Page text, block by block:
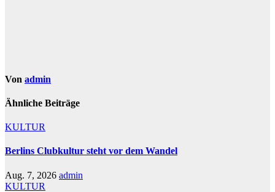
Von admin
Ähnliche Beiträge
KULTUR
Berlins Clubkultur steht vor dem Wandel
Aug. 7, 2026 admin
KULTUR